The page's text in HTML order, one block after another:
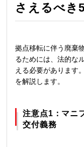
さえるべき
拠点移転に伴う廃棄
るためには、法的な
える必要があります
を解説します。
注意点1：マニ
交付義務